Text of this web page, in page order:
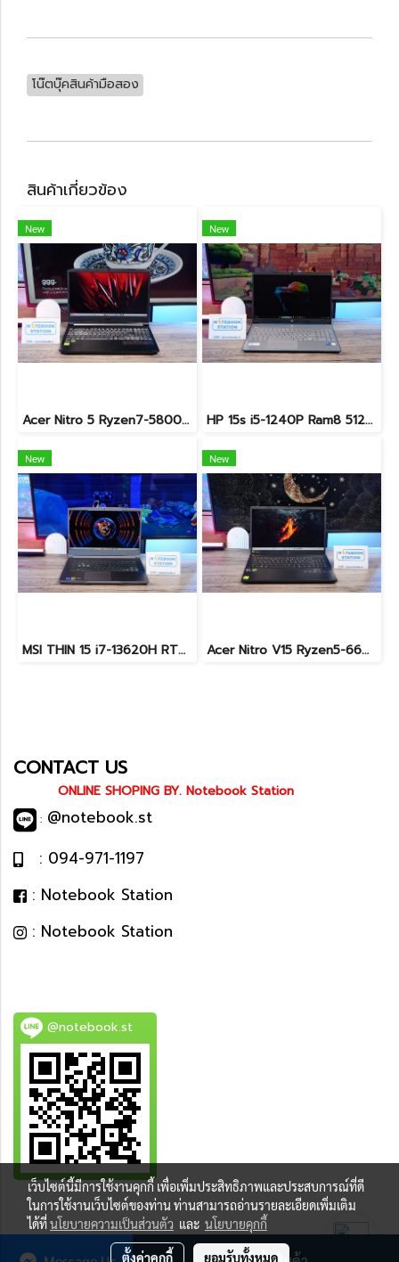
โน๊ตบุ๊คสินค้ามือสอง
สินค้าเกี่ยวข้อง
New
Acer Nitro 5 Ryzen7-5800H RTX-3060(6GB) Ram16 SSD512 จอ15.6 FHD 144Hz เกมมิ่งสเปคสูง เครื่องพร้อมใช้งาน ราคาสุดคุ้มเพียง 19,900.-
New
HP 15s i5-1240P Ram8 512GB M.2 จอ15.6นิ้ว FHD IPS สเปคดี ทำงานเก่ง จอใหญ่ มีแป้นตัวเลขแยก ดีไซน์เรียบหรูบางเบา พร้อมใช้งานเพียง 11,990.-เท่านั้น
New
MSI THIN 15 i7-13620H RTX-3050(4GB) Ram24 SSD512GB จอ15.6 FHD 144Hz เกมมิ่งสเปคสูง ดีไซน์สวยดูทันสมัย น้ำหนักเบาไม่ถึง2kg พร้อมประกันศูนย์2027 ราคาสุดคุ้มเพียง 23,900.-
New
Acer Nitro V15 Ryzen5-6600H RTX2050(4GB) RAM16 512GB SSD จอ15.6นิ้ว FHD 165Hz sRGB100% เกมมิ่งรุ่นใหม่ ดีไซน์เครื่องบาง สวยเท่ดูทันสมัย มีประกันศูนย์2028 ราคาสุดคุ้มเพียง 17,990.-
CONTACT US
ONLINE SHOPING BY. Notebook Station
: @notebook.st
: 094-971-1197
: Notebook Station
: Notebook Station
@notebook.st
BEST DEAL
เว็บไซต์นี้มีการใช้งานคุกกี้ เพื่อเพิ่มประสิทธิภาพและประสบการณ์ที่ดี
ในการใช้งานเว็บไซต์ของท่าน ท่านสามารถอ่านรายละเอียดเพิ่มเติม
ได้ที่นโยบายความเป็นส่วนตัว และ นโยบายคุกกี้
ตั้งค่าคุกกี้ ยอมรับทั้งหมด